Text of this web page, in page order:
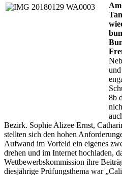
8b
Bezirk. Sophie Alizee Ernst,
stellten sich den hohen
Aufwand im Vorfeld ein eigenes
drehen und im Internet hochladen,
Wettbewerbskommission ihre
diesjährige Prüfungsthema war